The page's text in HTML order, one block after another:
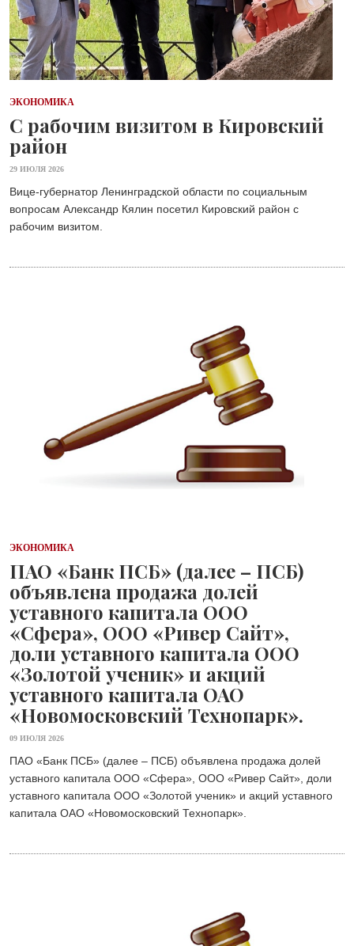
ЭКОНОМИКА
С рабочим визитом в Кировский
район
29 ИЮЛЯ 2026
Вице-губернатор Ленинградской области по социальным
вопросам Александр Кялин посетил Кировский район с
рабочим визитом.
ЭКОНОМИКА
ПАО «Банк ПСБ» (далее – ПСБ)
объявлена продажа долей
уставного капитала ООО
«Сфера», ООО «Ривер Сайт»,
доли уставного капитала ООО
«Золотой ученик» и акций
уставного капитала ОАО
«Новомосковский Технопарк».
09 ИЮЛЯ 2026
ПАО «Банк ПСБ» (далее – ПСБ) объявлена продажа долей
уставного капитала ООО «Сфера», ООО «Ривер Сайт», доли
уставного капитала ООО «Золотой ученик» и акций уставного
капитала ОАО «Новомосковский Технопарк».